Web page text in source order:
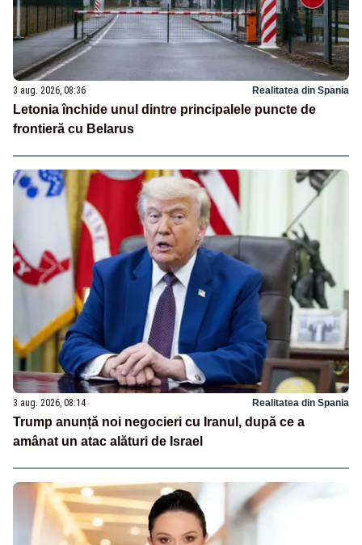
3 aug. 2026, 08:36 Realitatea din Spania
Letonia închide unul dintre principalele puncte de
frontieră cu Belarus
3 aug. 2026, 08:14 Realitatea din Spania
Trump anunță noi negocieri cu Iranul, după ce a
amânat un atac alături de Israel